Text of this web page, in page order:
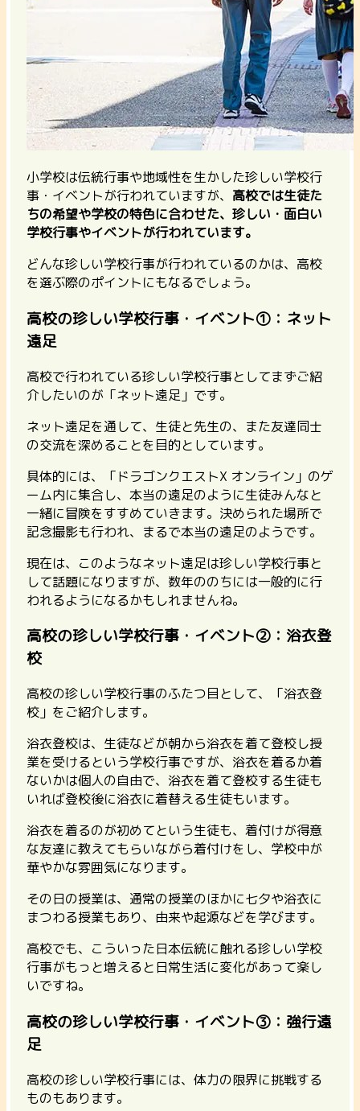
小学校は伝統行事や地域性を生かした珍しい学校行
事・イベントが行われていますが、 高校では生徒た
ちの希望や学校の特色に合わせた、珍しい・面白い
学校行事やイベントが行われています。
どんな珍しい学校行事が行われているのかは、高校
を選ぶ際のポイントにもなるでしょう。
高校の珍しい学校行事・イベント①：ネット
遠足
高校で行われている珍しい学校行事としてまずご紹
介したいのが「ネット遠足」です。
ネット遠足を通して、生徒と先生の、また友達同士
の交流を深めることを目的としています。
具体的には、「ドラゴンクエストX オンライン」のゲ
ーム内に集合し、本当の遠足のように生徒みんなと
一緒に冒険をすすめていきます。 決められた場所で
記念撮影も行われ、まるで本当の遠足のようです。
現在は、このようなネット遠足は珍しい学校行事と
して話題になりますが、数年ののちには一般的に行
われるようになるかもしれませんね。
高校の珍しい学校行事・イベント②：浴衣登
校
高校の珍しい学校行事のふたつ目として、「浴衣登
校」をご紹介します。
浴衣登校は、生徒などが朝から浴衣を着て登校し授
業を受けるという学校行事ですが、浴衣を着るか着
ないかは個人の自由で、浴衣を着て登校する生徒も
いれば登校後に浴衣に着替える生徒もいます。
浴衣を着るのが初めてという生徒も、着付けが得意
な友達に教えてもらいながら着付けをし、学校中が
華やかな雰囲気になります。
その日の授業は、通常の授業のほかに七夕や浴衣に
まつわる授業もあり、由来や起源などを学びます。
高校でも、こういった日本伝統に触れる珍しい学校
行事がもっと増えると日常生活に変化があって楽し
いですね。
高校の珍しい学校行事・イベント③：強行遠
足
高校の珍しい学校行事には、体力の限界に挑戦する
ものもあります。